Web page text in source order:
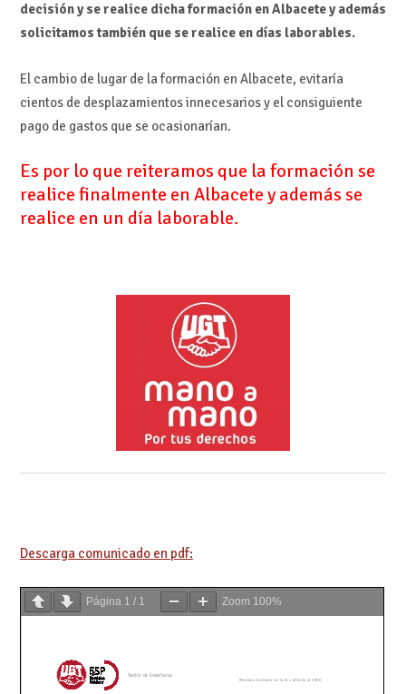
decisión y se realice dicha formación en Albacete y además
solicitamos también que se realice en días laborables.
El cambio de lugar de la formación en Albacete, evitaría
cientos de desplazamientos innecesarios y el consiguiente
pago de gastos que se ocasionarían.
Es por lo que reiteramos que la formación se
realice finalmente en Albacete y además se
realice en un día laborable.
Descarga comunicado en pdf:
Página 1 / 1 Zoom 100%